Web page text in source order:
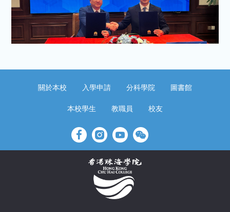
關於本校 入學申請 分科學院 圖書館
本校學生 教職員 校友